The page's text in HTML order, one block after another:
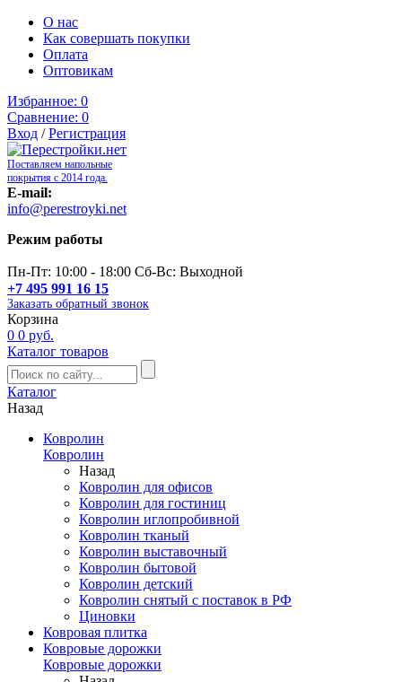
О нас
Как совершать покупки
Оплата
Оптовикам
Избранное: 0
Сравнение: 0
Вход /Регистрация
Поставляем напольные
покрытия с 2014 года.
E-mail:
info@perestroyki.net
Режим работы
Пн-Пт: 10:00 - 18:00 Сб-Вс: Выходной
+7 495 991 16 15
Заказать обратный звонок
Корзина
0 0 руб.
Каталог товаров
Каталог
Назад
Ковролин
Ковролин
Назад
Ковролин для офисов
Ковролин для гостиниц
Ковролин иглопробивной
Ковролин тканый
Ковролин выставочный
Ковролин бытовой
Ковролин детский
Ковролин снятый с поставок в РФ
Циновки
Ковровая плитка
Ковровые дорожки
Ковровые дорожки